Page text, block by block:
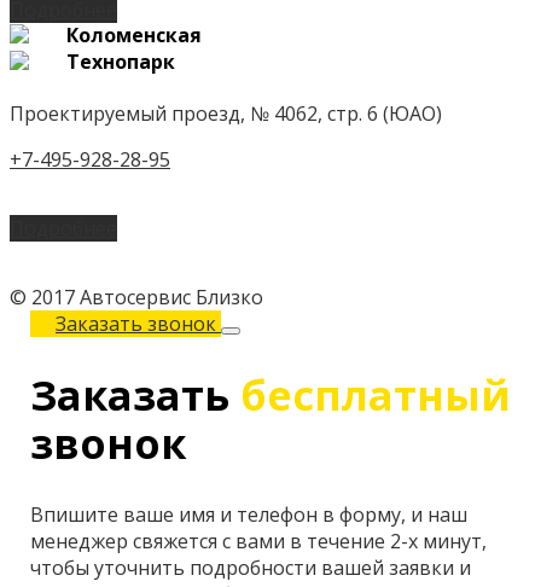
Коломенская
Технопарк
Проектируемый проезд, № 4062, стр. 6 (ЮАО)
+7-495-928-28-95
© 2017 Автосервис Близко
Заказать звонок
Заказать бесплатный
звонок
Впишите ваше имя и телефон в форму, и наш
менеджер свяжется с вами в течение 2-х минут,
чтобы уточнить подробности вашей заявки и